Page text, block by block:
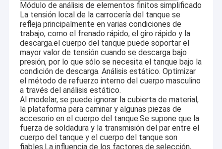
Cerca Semi Trailer
REMOLQUE CISTERNA DE COMBUSTIBLE
Trailers para cisternas de cemento
Remolque de cama baja
Trailer desmontable con cuello de ganso
remolque extensible
Módulo de análisis de elementos finitos simplificado
La tensión local de la carrocería del tanque se
refleja principalmente en varias condiciones de
trabajo, como el frenado rápido, el giro rápido y la
descarga.el cuerpo del tanque puede soportar el
mayor valor de tensión cuando se descarga bajo
presión, por lo que sólo se necesita el tanque bajo la
condición de descarga. Análisis estático. Optimizar
el método de refuerzo interno del cuerpo masculino
a través del análisis estático.
Al modelar, se puede ignorar la cubierta de material,
la plataforma para caminar y algunas piezas de
accesorio en el cuerpo del tanque.Se supone que la
fuerza de soldadura y la transmisión del par entre el
cuerpo del tanque y el cuerpo del tanque son
fiables.La influencia de los factores de selección,